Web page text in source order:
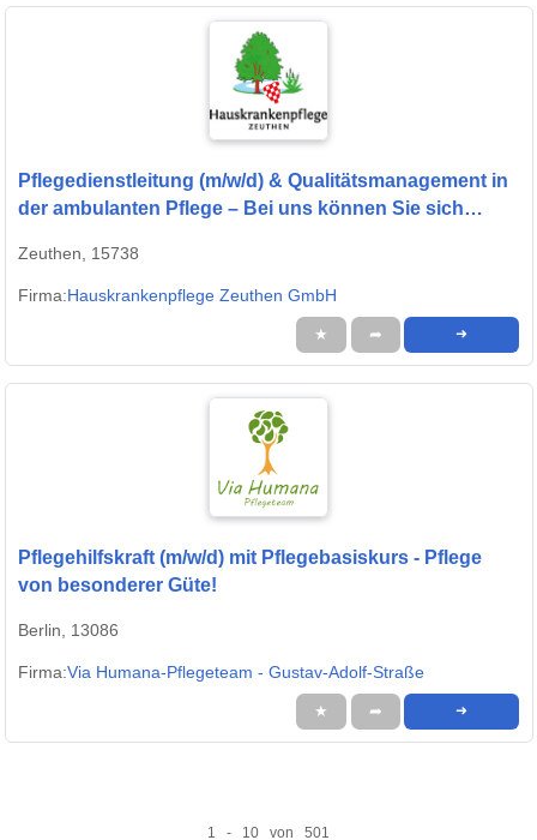
Pflegedienstleitung (m/w/d) & Qualitätsmanagement in
der ambulanten Pflege – Bei uns können Sie sich
Zeuthen, 15738
Firma:Hauskrankenpflege Zeuthen GmbH
★ ➦ ➜
Pflegehilfskraft (m/w/d) mit Pflegebasiskurs - Pflege
von besonderer Güte!
Berlin, 13086
Firma:Via Humana-Pflegeteam - Gustav-Adolf-Straße
★ ➦ ➜
1 - 10 von 501